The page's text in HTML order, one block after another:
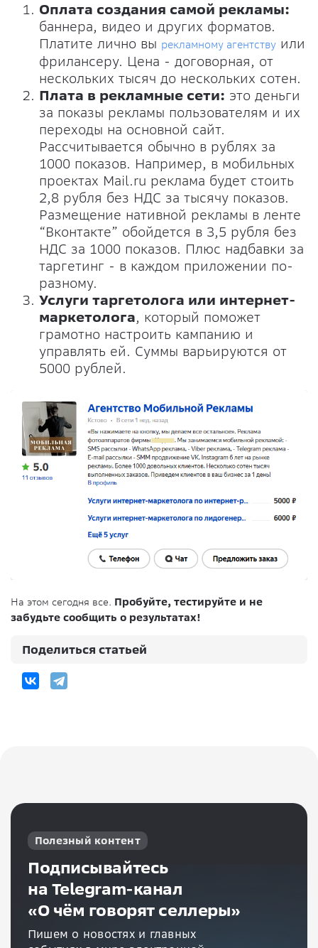
Оплата создания самой рекламы:
баннера, видео и других форматов.
Платите лично вы рекламному агентству или
фрилансеру. Цена - договорная, от
нескольких тысяч до нескольких сотен.
Плата в рекламные сети: это деньги
за показы рекламы пользователям и их
переходы на основной сайт.
Рассчитывается обычно в рублях за
1000 показов. Например, в мобильных
проектах Mail.ru реклама будет стоить
2,8 рубля без НДС за тысячу показов.
Размещение нативной рекламы в ленте
“Вконтакте” обойдется в 3,5 рубля без
НДС за 1000 показов. Плюс надбавки за
таргетинг - в каждом приложении по-
разному.
Услуги таргетолога или интернет-
маркетолога, который поможет
грамотно настроить кампанию и
управлять ей. Суммы варьируются от
5000 рублей.
На этом сегодня все. Пробуйте, тестируйте и не
забудьте сообщить о результатах!
Поделиться статьей
Полезный контент
Подписывайтесь
на Telegram-канал
«О чём говорят селлеры»
Пишем о новостях и главных